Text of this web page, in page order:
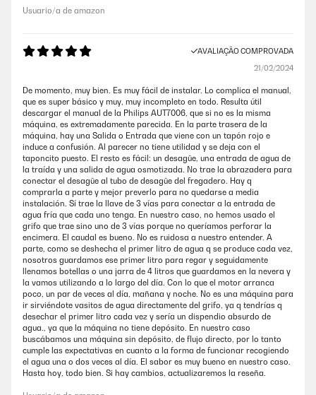
Usuario/a de amazon
AVALIAÇÃO COMPROVADA
21/02/2024
De momento, muy bien. Es muy fácil de instalar. Lo complica el manual,
que es super básico y muy, muy incompleto en todo. Resulta útil
descargar el manual de la Philips AUT7006, que si no es la misma
máquina, es extremadamente parecida. En la parte trasera de la
máquina, hay una Salida o Entrada que viene con un tapón rojo e
induce a confusión. Al parecer no tiene utilidad y se deja con el
taponcito puesto. El resto es fácil: un desagüe, una entrada de agua de
la traída y una salida de agua osmotizada. No trae la abrazadera para
conectar el desagüe al tubo de desagüe del fregadero. Hay q
comprarla a parte y mejor preverlo para no quedarse a media
instalación. Sí trae la llave de 3 vías para conectar a la entrada de
agua fría que cada uno tenga. En nuestro caso, no hemos usado el
grifo que trae sino uno de 3 vías porque no queríamos perforar la
encimera. El caudal es bueno. No es ruidosa a nuestro entender. A
parte, como se deshecha el primer litro de agua q se produce cada vez,
nosotros guardamos ese primer litro para regar y seguidamente
llenamos botellas o una jarra de 4 litros que guardamos en la nevera y
la vamos utilizando a lo largo del día. Con lo que el motor arranca
poco, un par de veces al día, mañana y noche. No es una máquina para
ir sirviéndote vasitos de agua directamente del grifo, ya q tendrías q
desechar el primer litro cada vez y sería un dispendio absurdo de
agua., ya que la máquina no tiene depósito. En nuestro caso
buscábamos una máquina sin depósito, de flujo directo, por lo tanto
cumple las expectativas en cuanto a la forma de funcionar recogiendo
el agua una o dos veces al día. El sabor es muy bueno en nuestro caso.
Hasta hoy, todo bien. Si hay cambios, actualizaremos la reseña.